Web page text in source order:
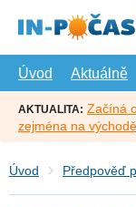
hlavní
Úvod
Aktuálně
AKTUALITA: Začíná
zejména na východě
Úvod Předpověď